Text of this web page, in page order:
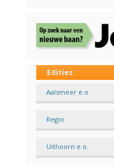
Edities
Aalsmeer e.o.
Regio
Uithoorn e.o.